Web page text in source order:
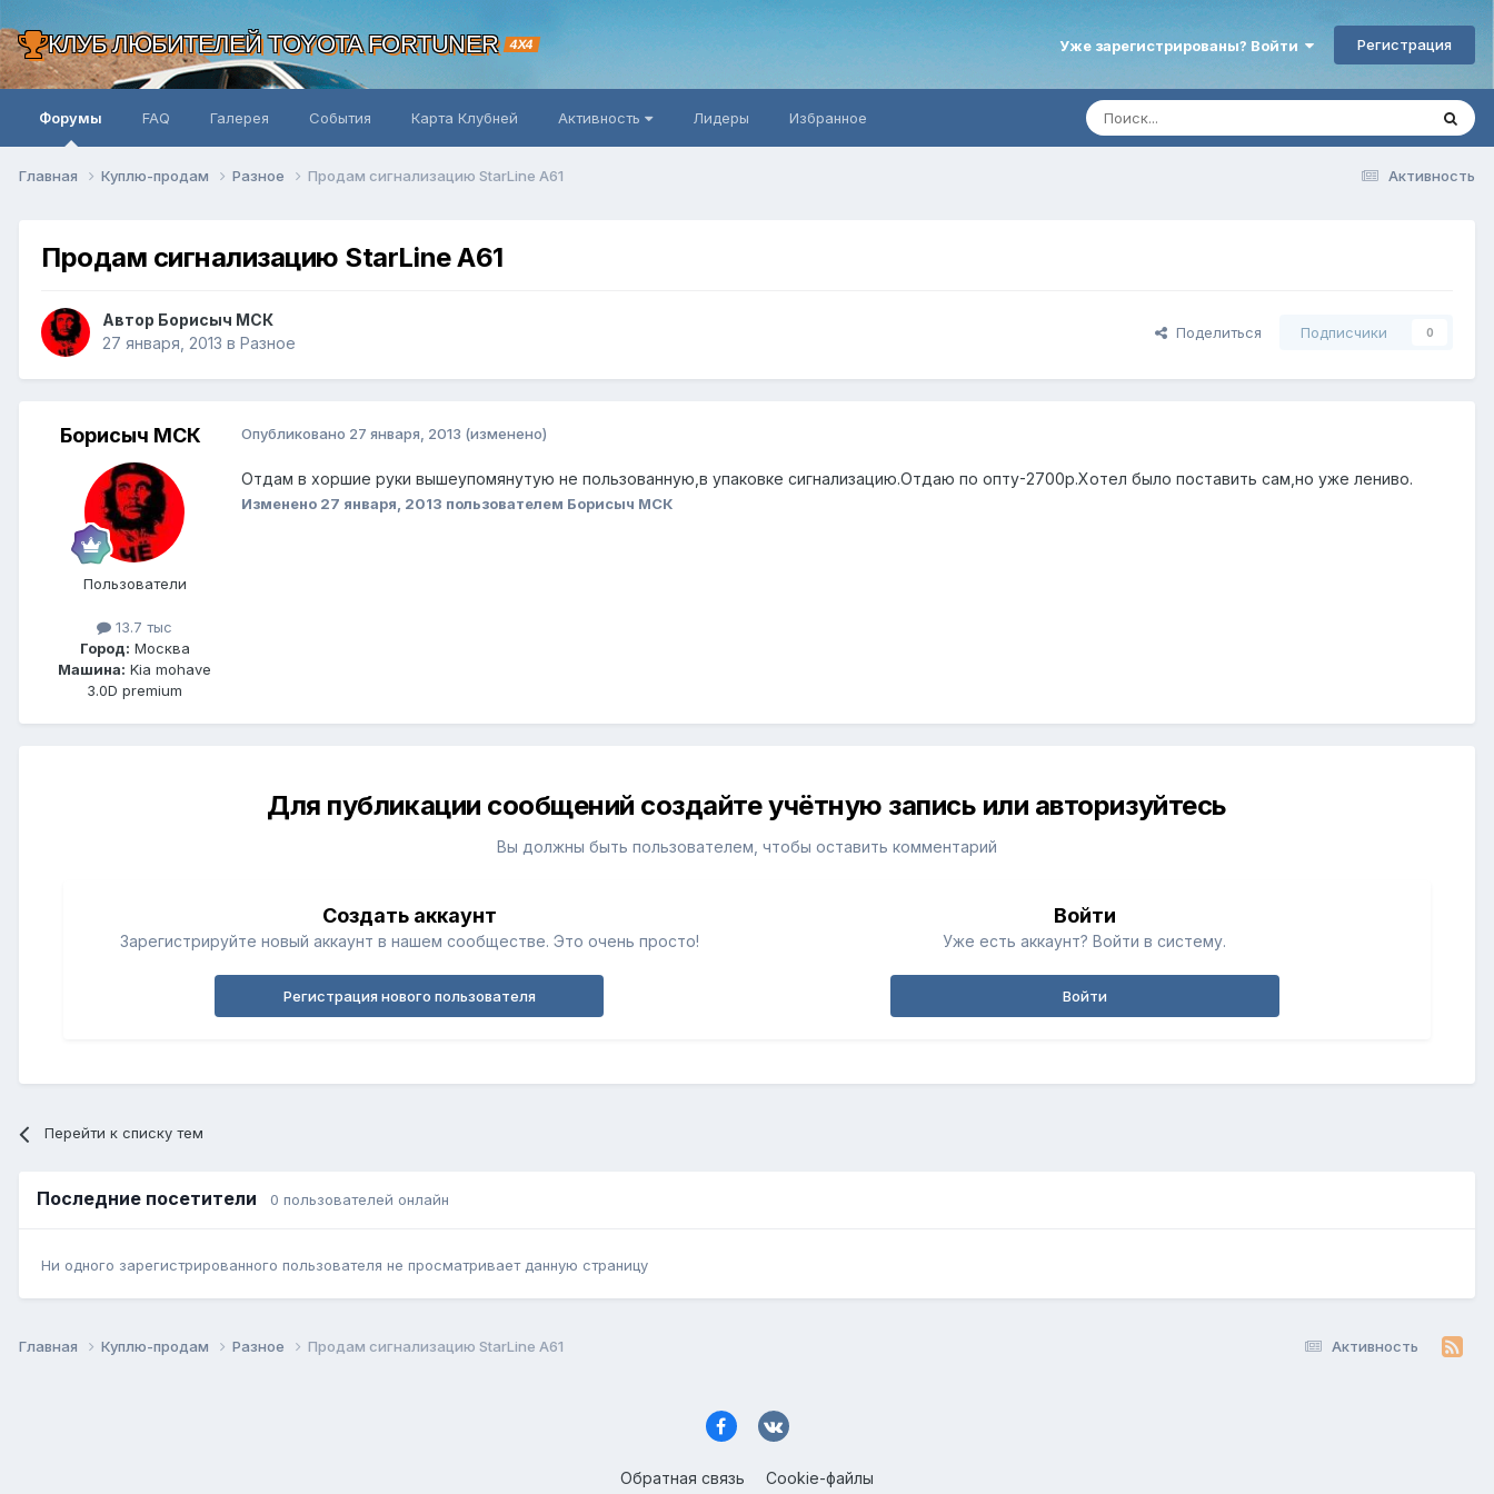
КЛУБ ЛЮБИТЕЛЕЙ TOYOTA FORTUNER 4X4 Уже зарегистрированы? Войти Регистрация
Форумы FAQ Галерея События Карта Клубней Активность Лидеры Избранное
Активность
Главная Куплю-продам Разное Продам сигнализацию StarLine A61
Продам сигнализацию StarLine A61
Автор Борисыч МСК
27 января, 2013 в Разное
Поделиться Подписчики 0
Борисыч МСК
Пользователи
13.7 тыс
Город: Москва
Машина: Kia mohave
3.0D premium
Опубликовано 27 января, 2013 (изменено)
Отдам в хоршие руки вышеупомянутую не пользованную,в упаковке сигнализацию.Отдаю по опту-2700р.Хотел было поставить сам,но уже лениво.
Изменено 27 января, 2013 пользователем Борисыч МСК
Для публикации сообщений создайте учётную запись или авторизуйтесь
Вы должны быть пользователем, чтобы оставить комментарий
Создать аккаунт
Зарегистрируйте новый аккаунт в нашем сообществе. Это очень просто!
Регистрация нового пользователя
Войти
Уже есть аккаунт? Войти в систему.
Войти
Перейти к списку тем
Последние посетители 0 пользователей онлайн
Ни одного зарегистрированного пользователя не просматривает данную страницу
Активность
Главная Куплю-продам Разное Продам сигнализацию StarLine A61
Обратная связь Cookie-файлы